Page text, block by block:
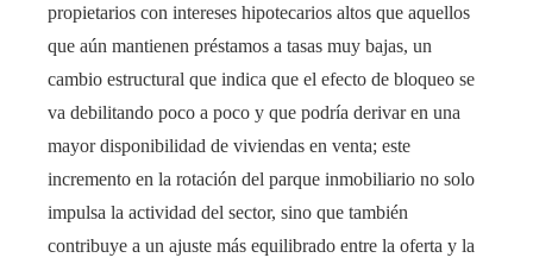
propietarios con intereses hipotecarios altos que aquellos
que aún mantienen préstamos a tasas muy bajas, un
cambio estructural que indica que el efecto de bloqueo se
va debilitando poco a poco y que podría derivar en una
mayor disponibilidad de viviendas en venta; este
incremento en la rotación del parque inmobiliario no solo
impulsa la actividad del sector, sino que también
contribuye a un ajuste más equilibrado entre la oferta y la